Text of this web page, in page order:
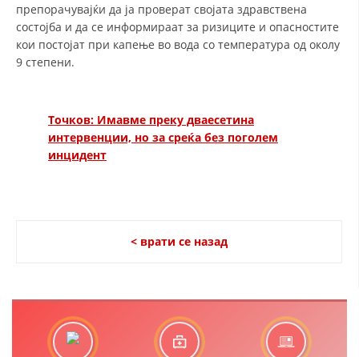
препорачувајќи да ја проверат својата здравствена
состојба и да се информираат за ризиците и опасностите
кои постојат при капење во вода со температура од околу
9 степени.
Точков: Имавме преку дваесетина
интервенции, но за среќа без поголем
инцидент
< врати се назад